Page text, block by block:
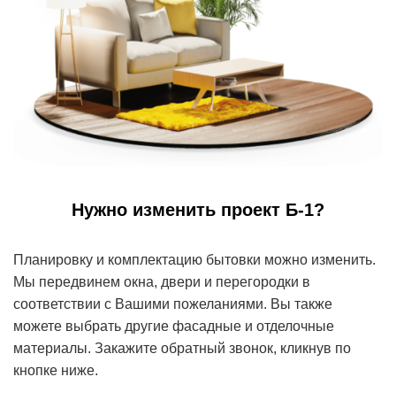
Нужно изменить проект Б-1?
Планировку и комплектацию бытовки можно изменить.
Мы передвинем окна, двери и перегородки в
соответствии с Вашими пожеланиями. Вы также
можете выбрать другие фасадные и отделочные
материалы. Закажите обратный звонок, кликнув по
кнопке ниже.